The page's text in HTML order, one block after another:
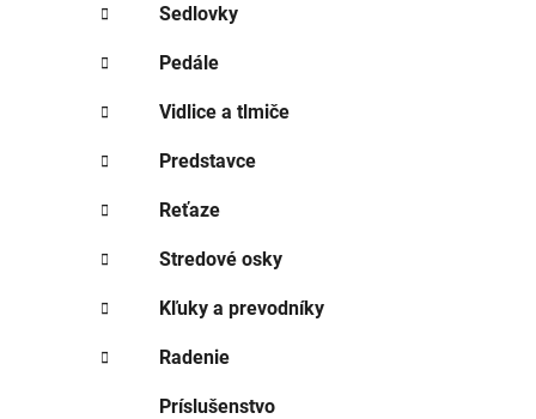
Sedlovky
Pedále
Vidlice a tlmiče
Predstavce
Reťaze
Stredové osky
Kľuky a prevodníky
Radenie
Príslušenstvo